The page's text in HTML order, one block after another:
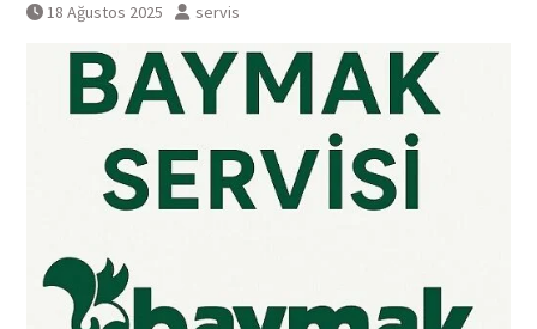
18 Ağustos 2025 servis